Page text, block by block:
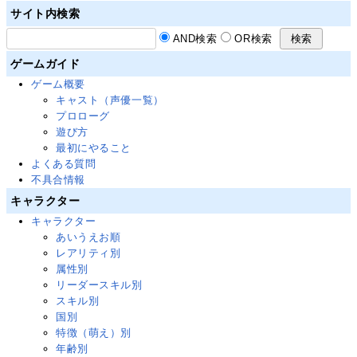
サイト内検索
AND検索 OR検索
ゲームガイド
ゲーム概要
キャスト（声優一覧）
プロローグ
遊び方
最初にやること
よくある質問
不具合情報
キャラクター
キャラクター
あいうえお順
レアリティ別
属性別
リーダースキル別
スキル別
国別
特徴（萌え）別
年齢別